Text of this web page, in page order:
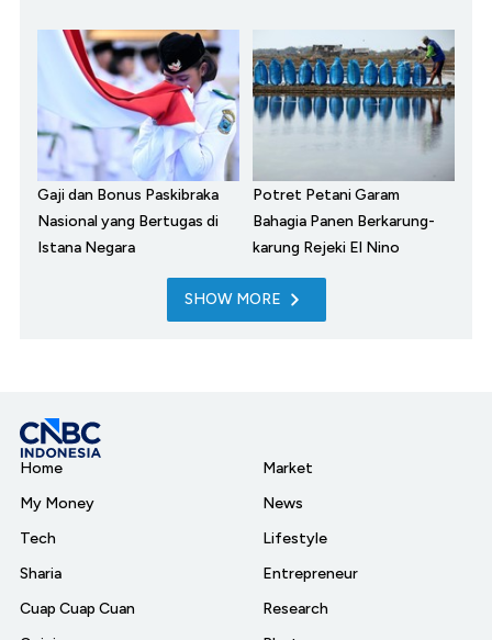
Gaji dan Bonus Paskibraka
Nasional yang Bertugas di
Istana Negara
Potret Petani Garam
Bahagia Panen Berkarung-
karung Rejeki El Nino
SHOW MORE
Home
My Money
Tech
Sharia
Cuap Cuap Cuan
Market
News
Lifestyle
Entrepreneur
Research